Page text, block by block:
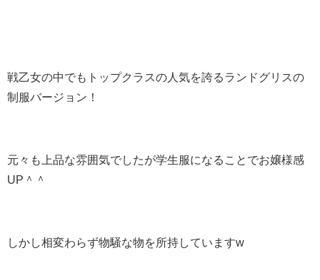
戦乙女の中でもトップクラスの人気を誇るランドグリスの
制服バージョン！
元々も上品な雰囲気でしたが学生服になることでお嬢様感
UP＾＾
しかし相変わらず物騒な物を所持していますw